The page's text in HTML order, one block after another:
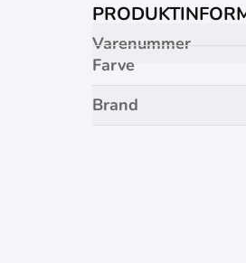
Varenummer
Farve
Brand